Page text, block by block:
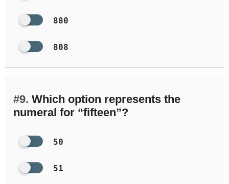
880
808
#9. Which option represents the
numeral for “fifteen”?
50
51